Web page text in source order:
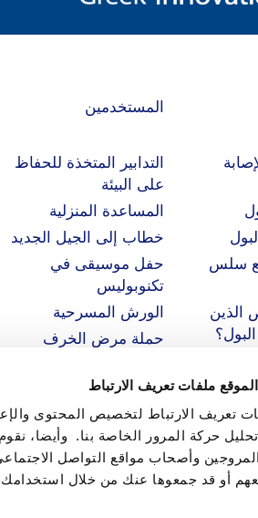
ملفات تعريف الارتباط
تعريف الارتباط لتخصيص المحتوى
حركة المرور الخاصة بنا. وأيضا،
والمروجين وأصحاب مواقع التواصل
أو قد جمعوها عنك من خلال استخدامك
مع سلس
الذين
المستخدمين
التدابير المتخذة للحفاظ
على البيئة ‎
المساعدة المنزلية
خطاب إلى الجيل الجديد
حفل موسيقى في
تكنوبوليس
الورش المسرحية
حملة مرض الخرف